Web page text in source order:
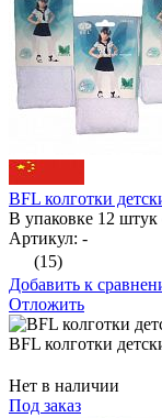
BFL колготки
В упаковке 12 штук
Артикул: -
(15)
Добавить к
Отложить
BFL колготки
Нет в наличии
Под заказ